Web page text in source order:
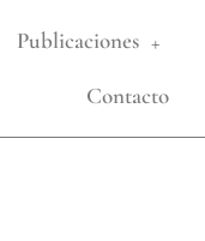
Publicaciones
Contacto